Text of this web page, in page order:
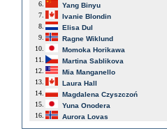
6.
Yang Binyu
7.
Ivanie Blondin
8.
Elisa Dul
9.
Ragne Wiklund
10.
Momoka Horikawa
11.
Martina Sablikova
12.
Mia Manganello
13.
Laura Hall
14.
Magdalena Czyszczoń
15.
Yuna Onodera
16.
Aurora Lovas